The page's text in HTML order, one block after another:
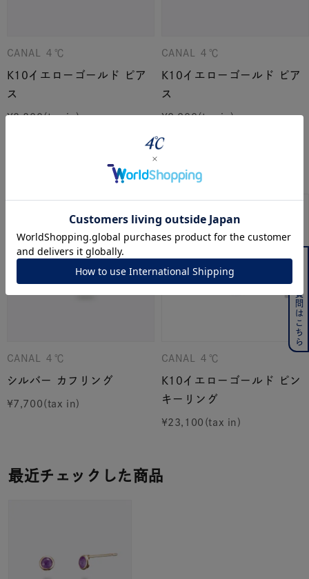
CANAL ４℃
K10イエローゴールド ピア
ス
¥8,800
CANAL ４℃
K10イエローゴールド ピア
ス
¥9,900
こちらの商品もおすすめです
CANAL ４℃
シルバー カフリング
¥7,700
CANAL ４℃
K10イエローゴールド ピン
キーリング
¥23,100
最近チェックした商品
よくある質問はこちら